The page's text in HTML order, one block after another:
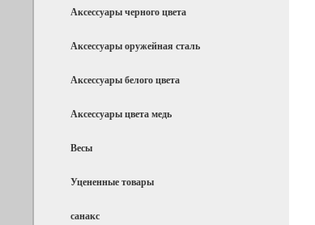
Аксессуары черного цвета
Аксессуары оружейная сталь
Аксессуары белого цвета
Аксессуары цвета медь
Весы
Уцененные товары
санакс